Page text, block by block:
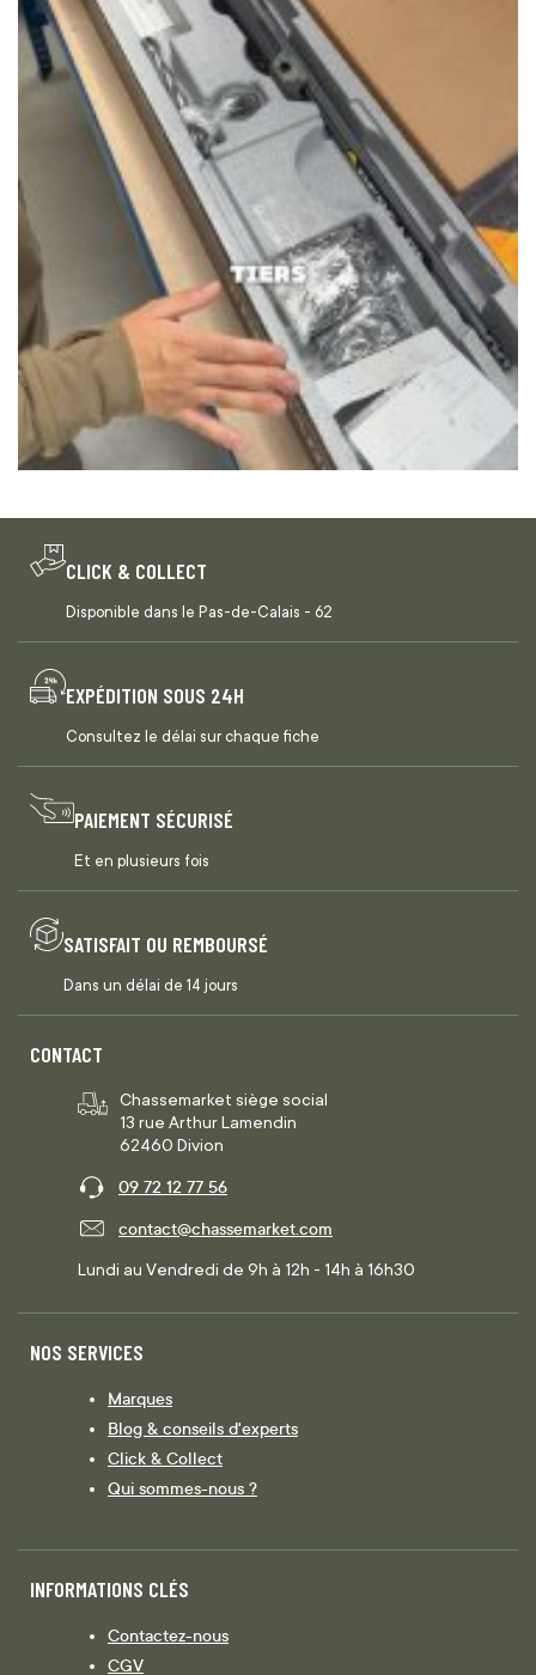
CLICK & COLLECT
Disponible dans le Pas-de-Calais - 62
EXPÉDITION SOUS 24H
Consultez le délai sur chaque fiche
PAIEMENT SÉCURISÉ
Et en plusieurs fois
SATISFAIT OU REMBOURSÉ
Dans un délai de 14 jours
CONTACT
Chassemarket siège social
13 rue Arthur Lamendin
62460 Divion
09 72 12 77 56
contact@chassemarket.com
Lundi au Vendredi de 9h à 12h - 14h à 16h30
NOS SERVICES
Marques
Blog & conseils d'experts
Click & Collect
Qui sommes-nous ?
INFORMATIONS CLÉS
Contactez-nous
CGV